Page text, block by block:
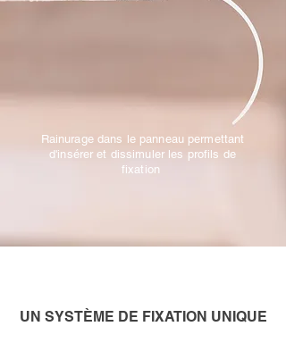
Rainurage dans le panneau permettant
d'insérer et dissimuler les profils de
fixation
UN SYSTÈME DE FIXATION UNIQUE